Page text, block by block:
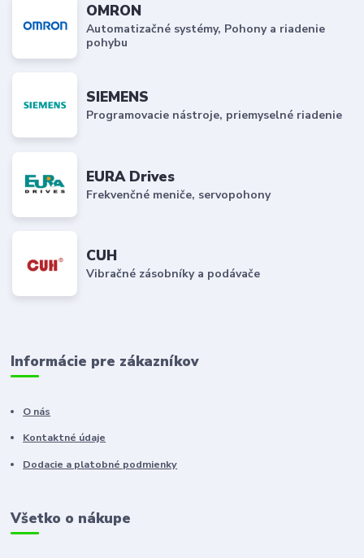
OMRON
Automatizačné systémy, Pohony a riadenie
pohybu
SIEMENS
Programovacie nástroje, priemyselné riadenie
EURA Drives
Frekvenčné meniče, servopohony
CUH
Vibračné zásobníky a podávače
Informácie pre zákazníkov
O nás
Kontaktné údaje
Dodacie a platobné podmienky
Všetko o nákupe